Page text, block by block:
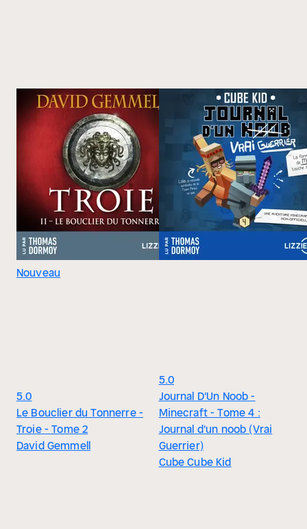
Nouveau
5.0
Le Bouclier du Tonnerre -
Troie - Tome 2
David Gemmell
5.0
Journal D'Un Noob -
Minecraft - Tome 4 :
Journal d'un noob (Vrai
Guerrier)
Cube Cube Kid